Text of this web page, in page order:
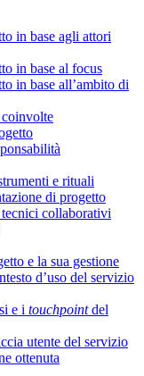
in base agli attori
in base al focus
in base all’ambito di
e rituali
di progetto
collaborativi
e la sua gestione
d’uso del servizio
e i touchpointdel
utente del servizio
ottenuta